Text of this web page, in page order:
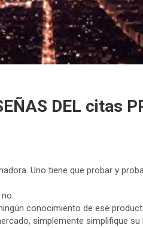
DEL citas
Uno tiene que probar y
conocimiento de ese
simplemente simplifique